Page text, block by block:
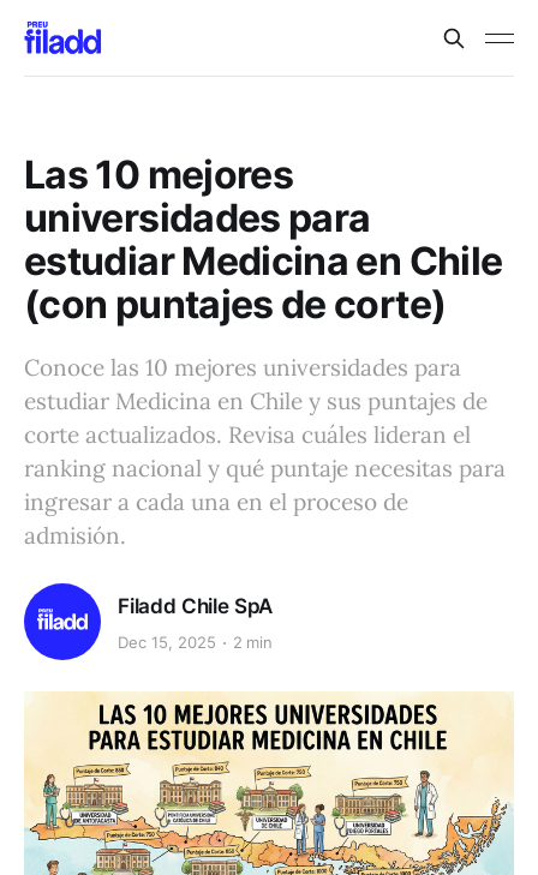
Las 10 mejores
universidades para
estudiar Medicina en Chile
(con puntajes de corte)
Conoce las 10 mejores universidades para
estudiar Medicina en Chile y sus puntajes de
corte actualizados. Revisa cuáles lideran el
ranking nacional y qué puntaje necesitas para
ingresar a cada una en el proceso de
admisión.
Filadd Chile SpA
Dec 15, 2025 2 min